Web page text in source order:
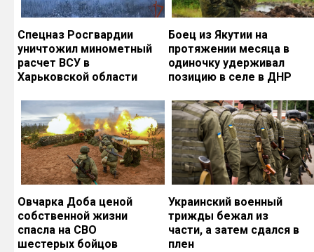
Спецназ Росгвардии
уничтожил минометный
расчет ВСУ в
Харьковской области
Боец из Якутии на
протяжении месяца в
одиночку удерживал
позицию в селе в ДНР
Овчарка Доба ценой
собственной жизни
спасла на СВО
шестерых бойцов
Украинский военный
трижды бежал из
части, а затем сдался в
плен